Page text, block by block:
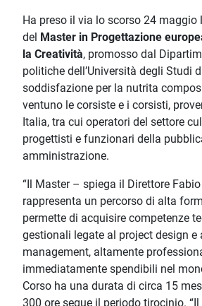
Ha preso il via lo scorso 24 maggio
del Master in Progettazione
la Creatività, promosso dal
politiche dell’Università degli Studi
soddisfazione per la nutrita
ventuno le corsiste e i corsisti,
Italia, tra cui operatori del settore
progettisti e funzionari della
amministrazione.
“Il Master – spiega il Direttore
rappresenta un percorso di alta
permette di acquisire competenze
gestionali legate al project design e
management, altamente
immediatamente spendibili nel
Corso ha una durata di circa 15
300 ore segue il periodo tirocinio.